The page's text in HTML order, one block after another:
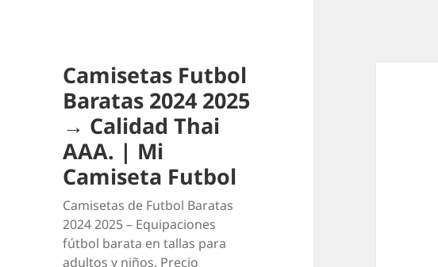
Camisetas Futbol
Baratas 2024 2025
→ Calidad Thai
AAA. | Mi
Camiseta Futbol
Camisetas de Futbol Baratas
2024 2025 – Equipaciones
fútbol barata en tallas para
adultos y niños. Precio